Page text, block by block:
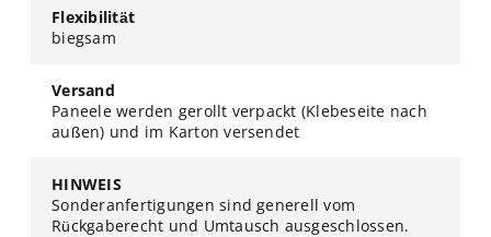
Flexibilität
biegsam
Versand
Paneele werden gerollt verpackt (Klebeseite nach
außen) und im Karton versendet
HINWEIS
Sonderanfertigungen sind generell vom
Rückgaberecht und Umtausch ausgeschlossen.